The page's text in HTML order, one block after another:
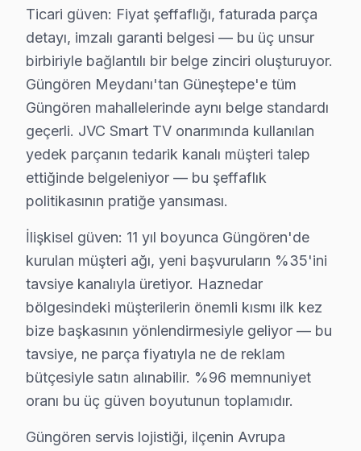
• 2 yıl yazılı işçilik garantisi
• Güngören'de kullanılan orijinal parçalar için 2 yıl
• Aynı sorunun tekrarı → Güngören'de ücretsiz
• Resmi fatura + garanti belgesi (kağıt/dijital)
Güngören'de garanti süreci nasıl işler?
Onarım bittikten sonra Güngören servisimizde imzalı
Güngören'da JVC servisi sonrası güvende olun.
TV arızası beklemez — biz de bekletmeyiz.
Hızlı müdahale garantimiz:
• Ortalama 1-2 saat içinde Güngören adresinize
• Güngören stoğumuzda hazır yedek parça ile tek
• Güngören genelinde hafta sonu ve tatil günlerinde
• Online randevu ve SMS bilgilendirme
• Güngören çoklu randevu çakışmasında alternatif
Gün içinde Güngören'da JVC servis randevusu
Ticari güven: Fiyat şeffaflığı, faturada parça
detayı, imzalı garanti belgesi — bu üç unsur
birbiriyle bağlantılı bir belge zinciri oluşturuyor.
Güngören Meydanı'tan Güneştepe'e tüm
Güngören mahallelerinde aynı belge standardı
geçerli. JVC Smart TV onarımında kullanılan
yedek parçanın tedarik kanalı müşteri talep
ettiğinde belgeleniyor — bu şeffaflık
politikasının pratiğe yansıması.
İlişkisel güven: 11 yıl boyunca Güngören'de
kurulan müşteri ağı, yeni başvuruların %35'ini
tavsiye kanalıyla üretiyor. Haznedar
bölgesindeki müşterilerin önemli kısmı ilk kez
bize başkasının yönlendirmesiyle geliyor — bu
tavsiye, ne parça fiyatıyla ne de reklam
bütçesiyle satın alınabilir. %96 memnuniyet
oranı bu üç güven boyutunun toplamıdır.
Güngören servis lojistiği, ilçenin Avrupa